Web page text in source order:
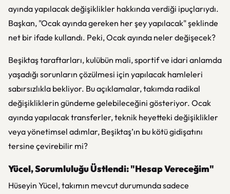
ayında yapılacak değişiklikler hakkında verdiği ipuçlarıydı.
Başkan, "Ocak ayında gereken her şey yapılacak" şeklinde
net bir ifade kullandı. Peki, Ocak ayında neler değişecek?
Beşiktaş taraftarları, kulübün mali, sportif ve idari anlamda
yaşadığı sorunların çözülmesi için yapılacak hamleleri
sabırsızlıkla bekliyor. Bu açıklamalar, takımda radikal
değişikliklerin gündeme gelebileceğini gösteriyor. Ocak
ayında yapılacak transferler, teknik heyetteki değişiklikler
veya yönetimsel adımlar, Beşiktaş’ın bu kötü gidişatını
tersine çevirebilir mi?
Yücel, Sorumluluğu Üstlendi: "Hesap Vereceğim"
Hüseyin Yücel, takımın mevcut durumunda sadece